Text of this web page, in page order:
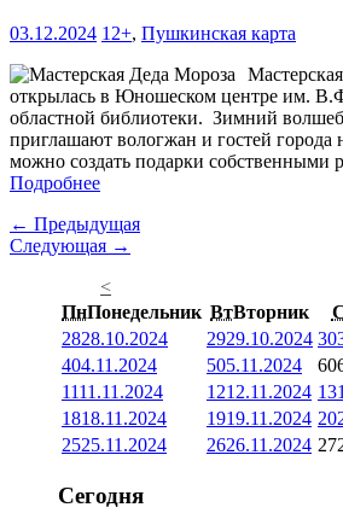
03.12.2024 12+, Пушкинская карта
открылась в Юношеском центре им.
областной библиотеки. Зимний
приглашают вологжан и гостей города
можно создать подарки собственными
Подробнее
← Предыдущая
Следующая →
<
ПнПонедельник ВтВторник
2828.10.2024 2929.10.2024 30
404.11.2024 505.11.2024 6
1111.11.2024 1212.11.2024 13
1818.11.2024 1919.11.2024 20
2525.11.2024 2626.11.2024 27
Сегодня